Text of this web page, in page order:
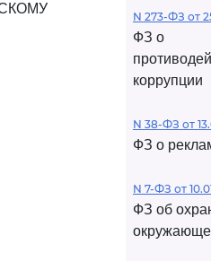
N 273-ФЗ от
ФЗ о
коррупции
N 38-ФЗ от
ФЗ о
N 7-ФЗ от
ФЗ об